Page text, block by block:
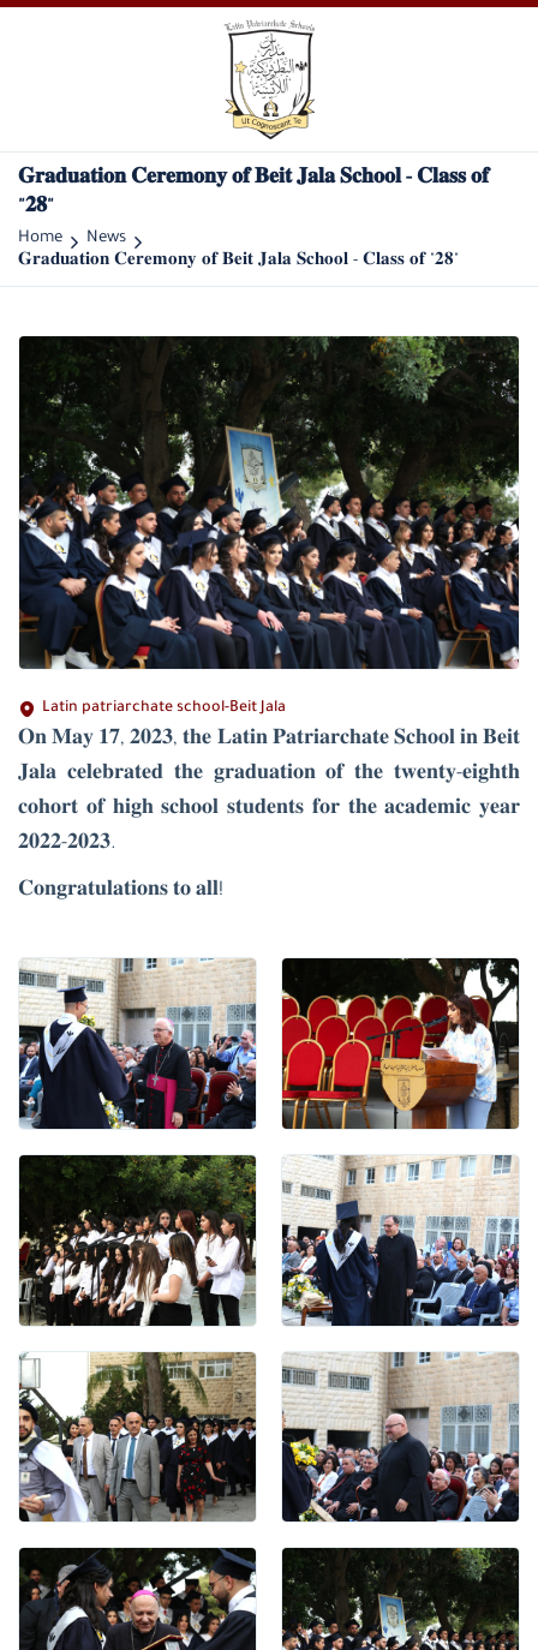
𝐆𝐫𝐚𝐝𝐮𝐚𝐭𝐢𝐨𝐧 𝐂𝐞𝐫𝐞𝐦𝐨𝐧𝐲 𝐨𝐟 𝐁𝐞𝐢𝐭 𝐉𝐚𝐥𝐚 𝐒𝐜𝐡𝐨𝐨𝐥 - 𝐂𝐥𝐚𝐬𝐬 𝐨𝐟
"𝟐𝟖"
Home
News
𝐆𝐫𝐚𝐝𝐮𝐚𝐭𝐢𝐨𝐧 𝐂𝐞𝐫𝐞𝐦𝐨𝐧𝐲 𝐨𝐟 𝐁𝐞𝐢𝐭 𝐉𝐚𝐥𝐚 𝐒𝐜𝐡𝐨𝐨𝐥 - 𝐂𝐥𝐚𝐬𝐬 𝐨𝐟 "𝟐𝟖"
Latin patriarchate school-Beit Jala
𝐎𝐧 𝐌𝐚𝐲 𝟏𝟕, 𝟐𝟎𝟐𝟑, 𝐭𝐡𝐞 𝐋𝐚𝐭𝐢𝐧 𝐏𝐚𝐭𝐫𝐢𝐚𝐫𝐜𝐡𝐚𝐭𝐞 𝐒𝐜𝐡𝐨𝐨𝐥 𝐢𝐧 𝐁𝐞𝐢𝐭
𝐉𝐚𝐥𝐚 𝐜𝐞𝐥𝐞𝐛𝐫𝐚𝐭𝐞𝐝 𝐭𝐡𝐞 𝐠𝐫𝐚𝐝𝐮𝐚𝐭𝐢𝐨𝐧 𝐨𝐟 𝐭𝐡𝐞 𝐭𝐰𝐞𝐧𝐭𝐲-𝐞𝐢𝐠𝐡𝐭𝐡
𝐜𝐨𝐡𝐨𝐫𝐭 𝐨𝐟 𝐡𝐢𝐠𝐡 𝐬𝐜𝐡𝐨𝐨𝐥 𝐬𝐭𝐮𝐝𝐞𝐧𝐭𝐬 𝐟𝐨𝐫 𝐭𝐡𝐞 𝐚𝐜𝐚𝐝𝐞𝐦𝐢𝐜 𝐲𝐞𝐚𝐫
𝟐𝟎𝟐𝟐-𝟐𝟎𝟐𝟑.
𝐂𝐨𝐧𝐠𝐫𝐚𝐭𝐮𝐥𝐚𝐭𝐢𝐨𝐧𝐬 𝐭𝐨 𝐚𝐥𝐥!